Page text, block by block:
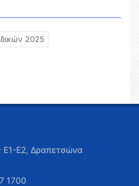
2025
Ε1-Ε2, Δραπετσώνα
1700